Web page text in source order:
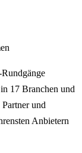
17 Branchen und
und
Anbietern